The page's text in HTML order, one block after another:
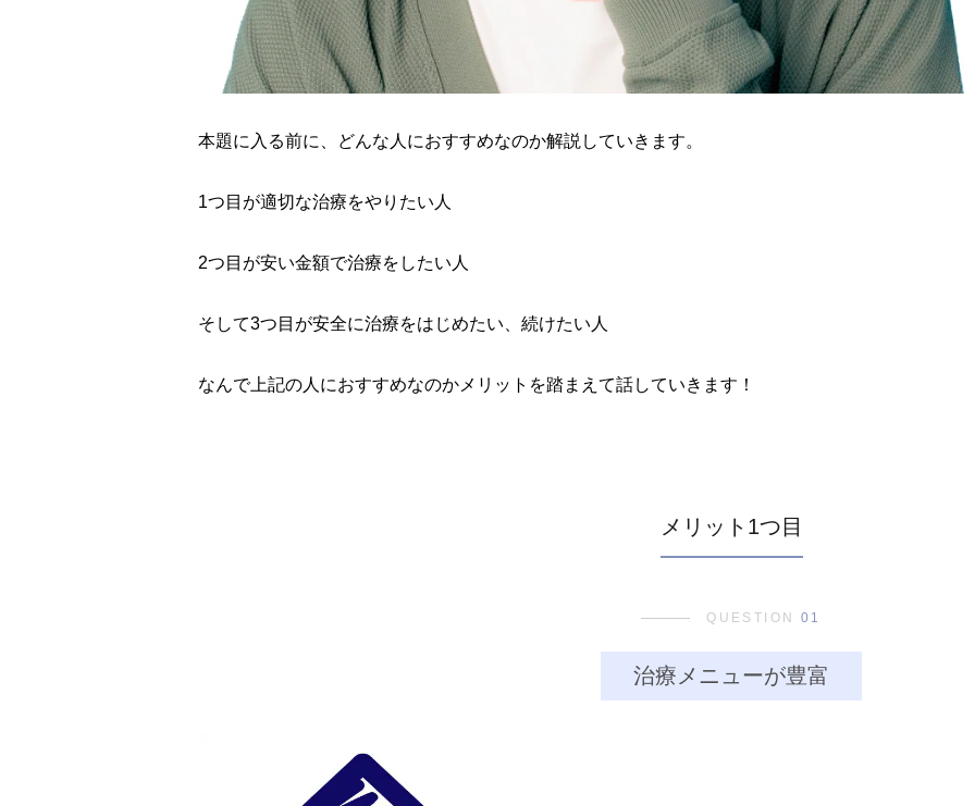
本題に入る前に、どんな人におすすめなのか解説していきます。
1つ目が適切な治療をやりたい人
2つ目が安い金額で治療をしたい人
そして3つ目が安全に治療をはじめたい、続けたい人
なんで上記の人におすすめなのかメリットを踏まえて話していきます！
メリット1つ目
QUESTION 01
治療メニューが豊富